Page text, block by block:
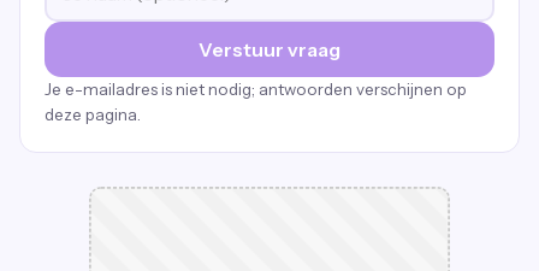
Verstuur vraag
Je e-mailadres is niet nodig; antwoorden verschijnen op
deze pagina.